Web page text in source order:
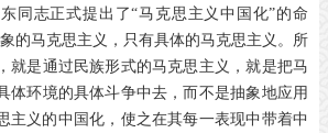
同志正式提出了“马克思主义中国化”的命
的马克思主义，只有具体的马克思主义。所
就是通过民族形式的马克思主义，就是把马
体环境的具体斗争中去，而不是抽象地应用
主义的中国化，使之在其每一表现中带着中